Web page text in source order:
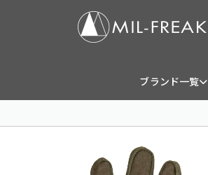
ブランド一覧